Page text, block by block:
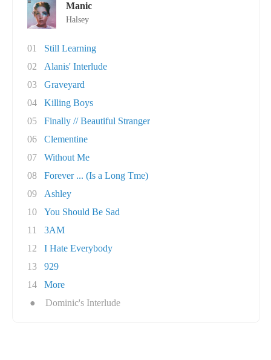
Manic
Halsey
01
Still Learning
02
Alanis' Interlude
03
Graveyard
04
Killing Boys
05
Finally // Beautiful Stranger
06
Clementine
07
Without Me
08
Forever ... (Is a Long Tme)
09
Ashley
10
You Should Be Sad
11
3AM
12
I Hate Everybody
13
929
14
More
●
Dominic's Interlude